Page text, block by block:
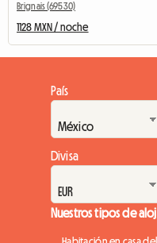
Brignais (69530)
1128 MXN / noche
País
Divisa
Nuestros tipos de